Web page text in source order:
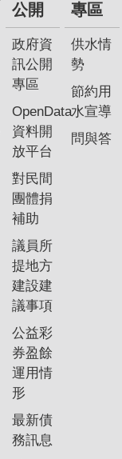
公開
政府資
訊公開
專區
OpenData
資料開
放平台
對民間
團體捐
補助
議員所
提地方
建設建
議事項
公益彩
券盈餘
運用情
形
最新債
務訊息
專區
供水情
勢
節約用
水宣導
問與答